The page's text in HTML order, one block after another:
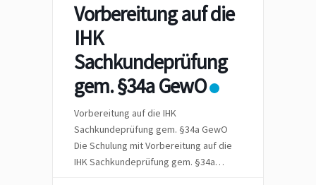
Vorbereitung auf die
IHK
Sachkundeprüfung
gem. §34a GewO
Vorbereitung auf die IHK
Sachkundeprüfung gem. §34a GewO
Die Schulung mit Vorbereitung auf die
IHK Sachkundeprüfung gem. §34a